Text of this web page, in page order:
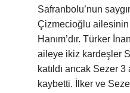
Safranbolu’nun
Çizmecioğlu ailesinin
Hanım’dır. Türker
aileye ikiz kardeşler
katıldı ancak Sezer 3
kaybetti. İlker ve